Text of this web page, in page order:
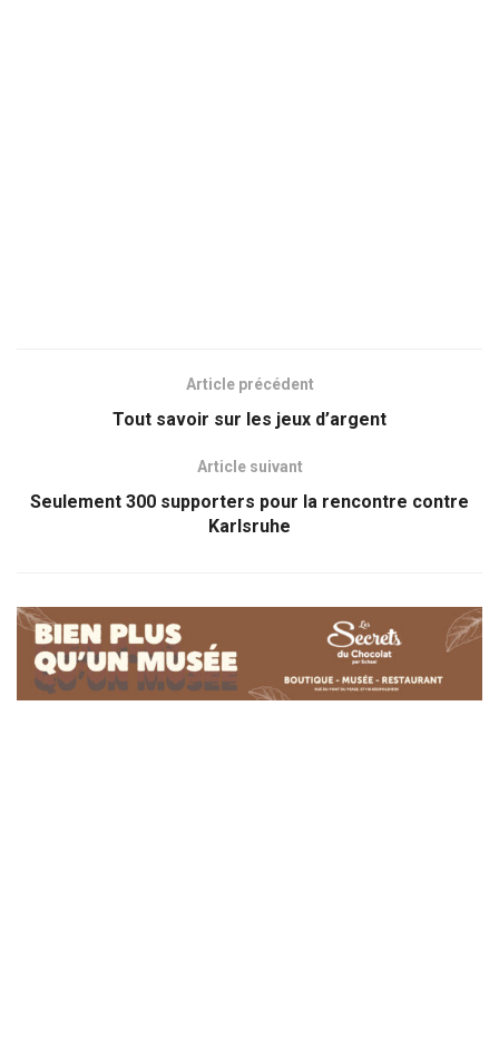
Article précédent
Tout savoir sur les jeux d’argent
Article suivant
Seulement 300 supporters pour la rencontre contre
Karlsruhe